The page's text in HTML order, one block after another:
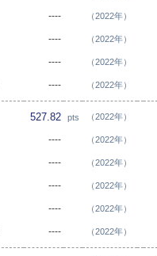
---- （2022年）
---- （2022年）
---- （2022年）
---- （2022年）
527.82 pts （2022年）
---- （2022年）
---- （2022年）
---- （2022年）
---- （2022年）
---- （2022年）